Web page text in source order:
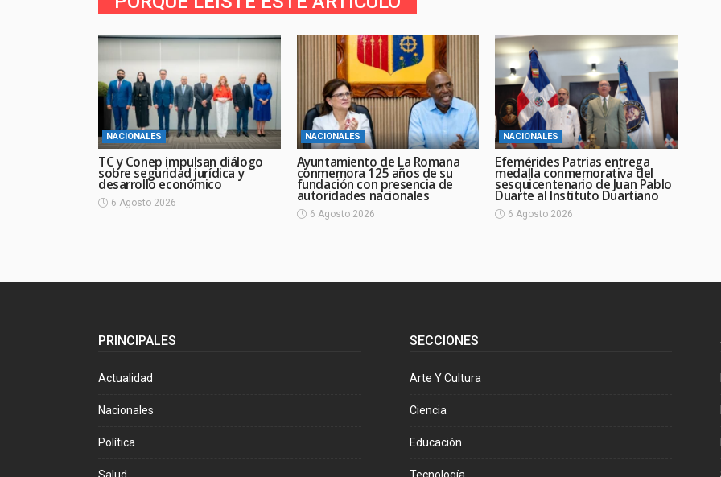
NACIONALES
TC y Conep impulsan diálogo
sobre seguridad jurídica y
desarrollo económico
6 Agosto 2026
NACIONALES
Ayuntamiento de La Romana
conmemora 125 años de su
fundación con presencia de
autoridades nacionales
6 Agosto 2026
NACIONALES
Efemérides Patrias entrega
medalla conmemorativa del
sesquicentenario de Juan Pablo
Duarte al Instituto Duartiano
6 Agosto 2026
PRINCIPALES
Actualidad
Nacionales
Política
Salud
SECCIONES
Arte Y Cultura
Ciencia
Educación
Tecnología